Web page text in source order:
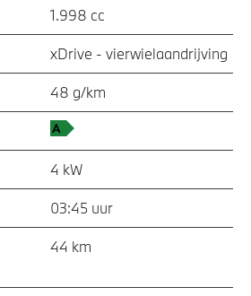
1.998 cc
xDrive - vierwielaandrijving
48 g/km
4 kW
03:45 uur
44 km